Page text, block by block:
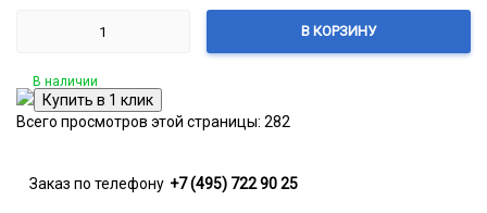
В КОРЗИНУ
В наличии
Всего просмотров этой страницы: 282
Заказ по телефону +7 (495) 722 90 25